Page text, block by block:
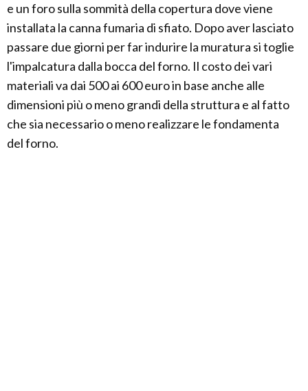
e un foro sulla sommità della copertura dove viene
installata la canna fumaria di sfiato. Dopo aver lasciato
passare due giorni per far indurire la muratura si toglie
l'impalcatura dalla bocca del forno. Il costo dei vari
materiali va dai 500 ai 600 euro in base anche alle
dimensioni più o meno grandi della struttura e al fatto
che sia necessario o meno realizzare le fondamenta
del forno.